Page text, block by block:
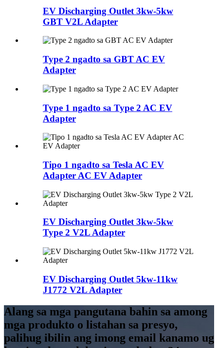
EV Discharging Outlet 3kw-5kw
GBT V2L Adapter
Type 2 ngadto sa GBT AC EV
Adapter
Type 1 ngadto sa Type 2 AC EV
Adapter
Tipo 1 ngadto sa Tesla AC EV
Adapter AC EV Adapter
EV Discharging Outlet 3kw-5kw
Type 2 V2L Adapter
EV Discharging Outlet 5kw-11kw
J1772 V2L Adapter
Alang sa mga pangutana bahin sa among
mga produkto o listahan sa presyo,
palihug ibilin ang imong email kanamo ug